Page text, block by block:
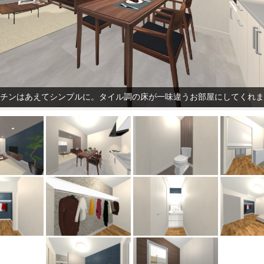
ンはあえてシンプルに。タイル調の床が一味違うお部屋にしてくれ